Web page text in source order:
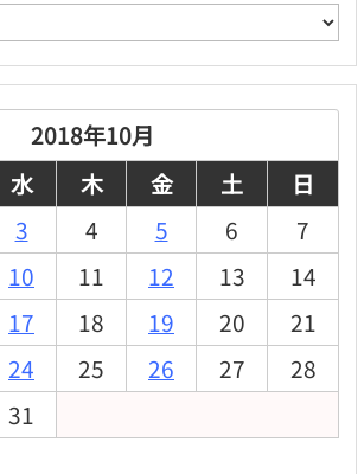
2018年10月
水 木 金 土
日
3 4 5 6
7
10 11 12 13
14
17 18 19 20
21
24 25 26 27
28
31